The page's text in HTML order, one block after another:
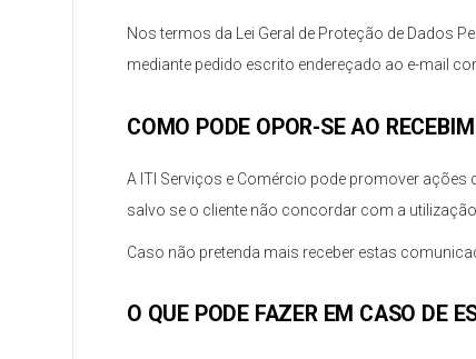
Nos termos da Lei Geral de Proteção de Dados
mediante pedido escrito endereçado ao e-mail
COMO PODE OPOR-SE AO
A ITI Serviços e Comércio pode promover ações
salvo se o cliente não concordar com a
Caso não pretenda mais receber estas
O QUE PODE FAZER EM CASO DE